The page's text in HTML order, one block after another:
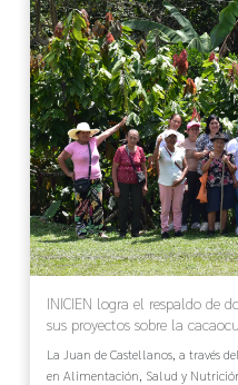
INICIEN logra el respaldo de
sus proyectos sobre la
La Juan de Castellanos, a través
en Alimentación, Salud y